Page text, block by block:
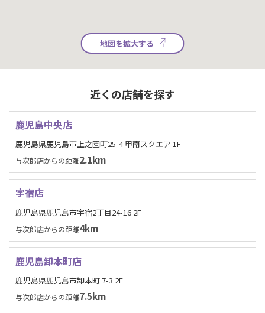
地図を拡大する
近くの店舗を探す
鹿児島中央店
鹿児島県鹿児島市上之園町25-4 甲南スクエア 1F
与次郎店からの距離2.1km
宇宿店
鹿児島県鹿児島市宇宿2丁目24-16 2F
与次郎店からの距離4km
鹿児島卸本町店
鹿児島県鹿児島市卸本町 7-3 2F
与次郎店からの距離7.5km